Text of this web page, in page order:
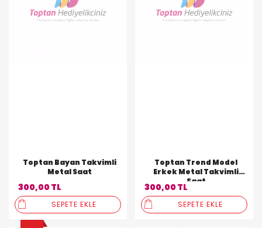
Toptan Bayan Takvimli
Metal Saat
300,00 TL
SEPETE EKLE
Toptan Trend Model
Erkek Metal Takvimli
Saat
300,00 TL
SEPETE EKLE